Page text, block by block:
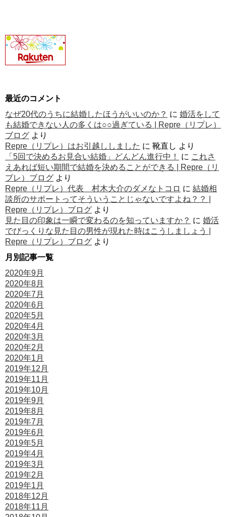
最近のコメント
なぜ20代のうちに結婚したほうがいいのか？ に 婚活をして
も結婚できない人の多くは○○過ぎている | Repre（リプレ）
ブログ より
Repre（リプレ）はお引越ししました に 靴直し より
「5回で決めるお見合い結婚」どんどん進行中！
に これさ
えあれば短い期間で結婚を決めることができる | Repre（リ
プレ）ブログ より
Repre（リプレ）代表 村木大介のダメなトコロ に 結婚相
談所のサポートってそういうことじゃないですよね？？ |
Repre（リプレ）ブログ より
見た目の印象は一瞬で変わるのを知っていますか？ に 婚活
でびっくりな見た目の男性が現れた時はこうしましょう |
Repre（リプレ）ブログ より
月別記事一覧
2020年9月
2020年8月
2020年7月
2020年6月
2020年5月
2020年4月
2020年3月
2020年2月
2020年1月
2019年12月
2019年11月
2019年10月
2019年9月
2019年8月
2019年7月
2019年6月
2019年5月
2019年4月
2019年3月
2019年2月
2019年1月
2018年12月
2018年11月